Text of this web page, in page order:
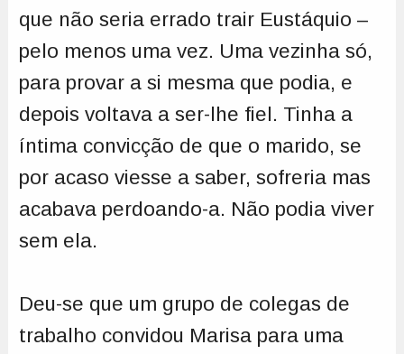
que não seria errado trair Eustáquio –
pelo menos uma vez. Uma vezinha só,
para provar a si mesma que podia, e
depois voltava a ser-lhe fiel. Tinha a
íntima convicção de que o marido, se
por acaso viesse a saber, sofreria mas
acabava perdoando-a. Não podia viver
sem ela.
Deu-se que um grupo de colegas de
trabalho convidou Marisa para uma